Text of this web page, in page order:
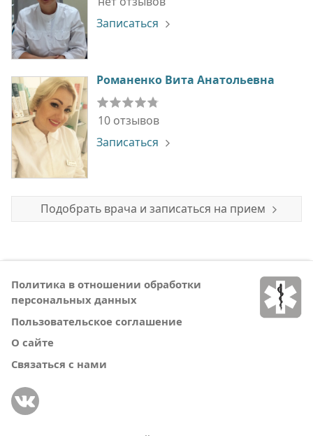
Записаться
Романенко Вита Анатольевна
10 отзывов
Записаться
Подобрать врача и записаться на прием
Политика в отношении обработки
персональных данных
Пользовательское соглашение
О сайте
Связаться с нами